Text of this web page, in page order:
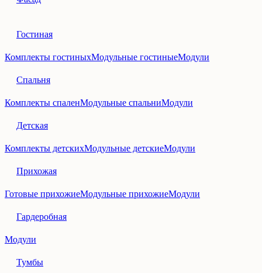
Гостиная
Комплекты гостиныхМодульные гостиныеМодули
Спальня
Комплекты спаленМодульные спальниМодули
Детская
Комплекты детскихМодульные детскиеМодули
Прихожая
Готовые прихожиеМодульные прихожиеМодули
Гардеробная
Модули
Тумбы